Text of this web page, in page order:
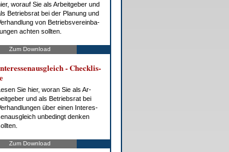
wor­auf Sie als Ar­beit­ge­ber und
Be­triebs­rat bei der Pla­nung und
von Be­triebs­ver­ein­ba­
ach­ten soll­ten.
Zum Download
- Check­lis­
Sie hier, wor­an Sie als Ar­
und als Be­triebs­rat bei
über ei­nen In­ter­es­
un­be­dingt den­ken
Zum Download